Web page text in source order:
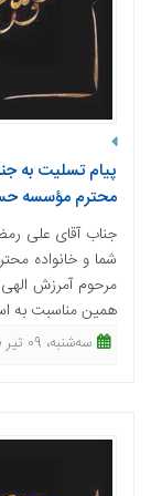
پیام تسلیت به
محترم مؤسسه
جناب آقای علی
شما و خانواده
مرحوم آمرزش الهی
همین مناسبت به
ﺳﻪشنبه، 09 تیر 1405 - 12:10